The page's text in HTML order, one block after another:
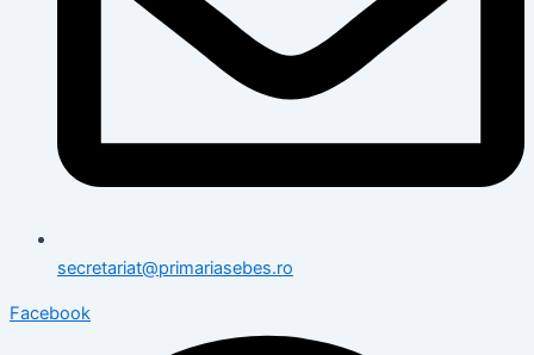
secretariat@primariasebes.ro
Facebook